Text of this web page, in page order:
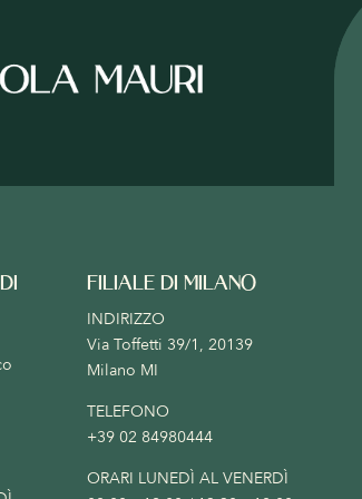
FILIALE DI MILANO
INDIRIZZO
Via Toffetti 39/1, 20139
Milano MI
TELEFONO
+39 02 84980444
ORARI LUNEDÌ AL VENERDÌ